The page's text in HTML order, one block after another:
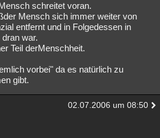
schreitet voran.
Mensch sich immer weiter von
entfernt und in Folgedessen in
war.
Teil derMenschheit.
vorbei" da es natürlich zu
gibt.
02.07.2006 um 08:50